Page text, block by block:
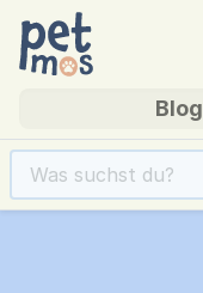
Blog